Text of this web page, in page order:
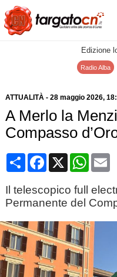
Edizione
Radio Alba
ATTUALITÀ- 28 maggio 2026,
A Merlo la
Compasso
CondividiFacebook
X
Il telescopico full
Permanente del